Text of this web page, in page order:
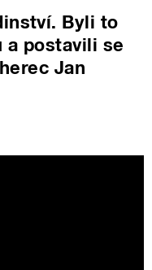
Byli to
a postavili se
Jan